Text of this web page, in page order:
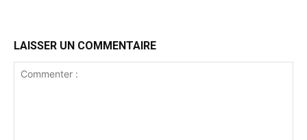
LAISSER UN COMMENTAIRE